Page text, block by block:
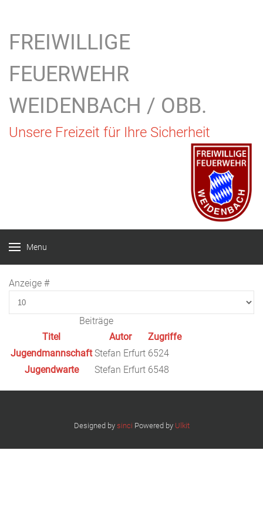
FREIWILLIGE
FEUERWEHR
WEIDENBACH / OBB.
Unsere Freizeit für Ihre Sicherheit
Menu
Anzeige #
Beiträge
Titel
Autor
Zugriffe
Jugendmannschaft Stefan Erfurt 6524
Jugendwarte
Stefan Erfurt 6548
Designed by sinci Powered by Ulkit